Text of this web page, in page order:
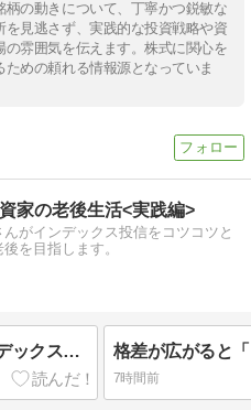
柄の動きについて、丁寧かつ鋭敏な
見逃さず、実践的な投資戦略や資
雰囲気を伝えます。株式に関心を
めの頼れる情報源となっていま
家の老後生活<実践編>
がインデックス投信をコツコツと
を目指します。
海外リート投信の資金はインデックス型へ 日経夕刊から8月6日【今日の出来事】 格差が広がると
7時間前